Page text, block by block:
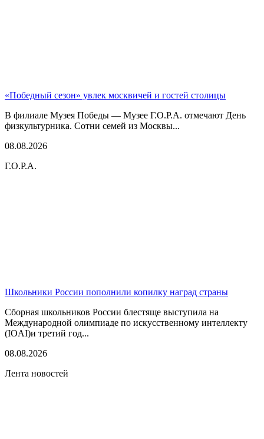
«Победный сезон» увлек москвичей и гостей столицы
В филиале Музея Победы — Музее Г.О.Р.А. отмечают День
физкультурника. Сотни семей из Москвы...
08.08.2026
Г.О.Р.А.
Школьники России пополнили копилку наград страны
Сборная школьников России блестяще выступила на
Международной олимпиаде по искусственному интеллекту
(IOAI)и третий год...
08.08.2026
Лента новостей